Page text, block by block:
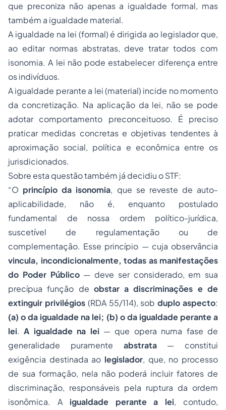
que preconiza não apenas a igualdade formal, mas
também a igualdade material.
A igualdade na lei (formal) é dirigida ao legislador que,
ao editar normas abstratas, deve tratar todos com
isonomia. A lei não pode estabelecer diferença entre
os indivíduos.
A igualdade perante a lei (material) incide no momento
da concretização. Na aplicação da lei, não se pode
adotar comportamento preconceituoso. É preciso
praticar medidas concretas e objetivas tendentes à
aproximação social, política e econômica entre os
jurisdicionados.
Sobre esta questão também já decidiu o STF:
“O princípio da isonomia, que se reveste de auto-
aplicabilidade, não é, enquanto postulado
fundamental de nossa ordem político-jurídica,
suscetível de regulamentação ou de
complementação. Esse princípio — cuja observância
vincula, incondicionalmente, todas as manifestações
do Poder Público— deve ser considerado, em sua
precípua função de obstar a discriminações e de
extinguir privilégios(RDA 55/114), sobduplo aspecto:
(a) o da igualdade na lei; (b) o da igualdade perante a
lei.A igualdade na lei — que opera numa fase de
generalidade puramente abstrata — constitui
exigência destinada ao legislador, que, no processo
de sua formação, nela não poderá incluir fatores de
discriminação, responsáveis pela ruptura da ordem
isonômica. A igualdade perante a lei, contudo,